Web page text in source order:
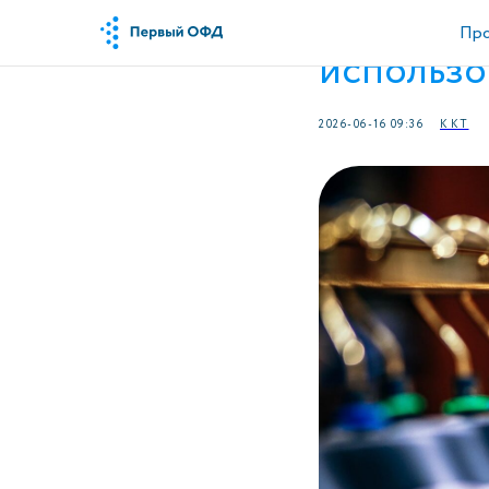
Что
2026-06-16 09:36 ККТ